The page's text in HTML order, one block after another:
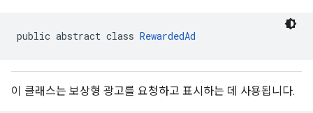
public abstract class RewardedAd
이 클래스는 보상형 광고를 요청하고 표시하는 데 사용됩니다.